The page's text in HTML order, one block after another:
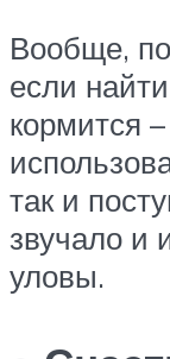
Вообще,
если
кормится
так и
звучало и
уловы.